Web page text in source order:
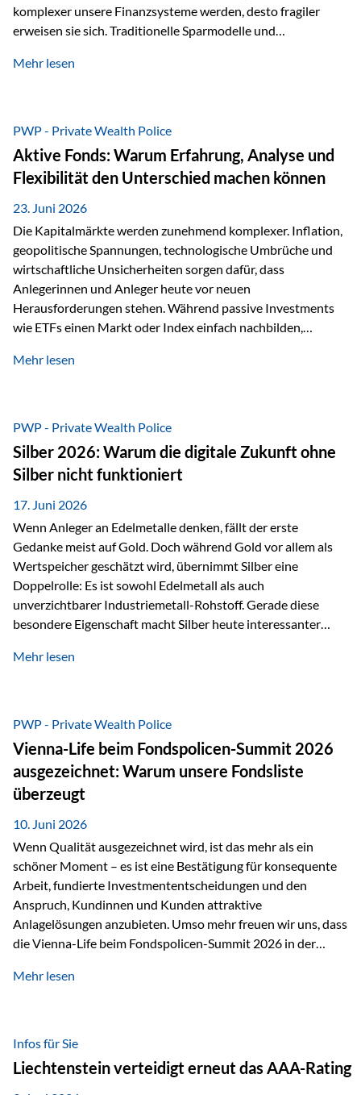
komplexer unsere Finanzsysteme werden, desto fragiler
erweisen sie sich. Traditionelle Sparmodelle und
unumstößlich galten, versagen angesichts der expansiven
Nostalgie dar, sondern ist die modernste und strategisch
klügste Antwort auf globale Instabilität. Physische Werte
und der richtige Rechtsstandort sind heute keine bloße
Option mehr, sondern eine strategische Notwendigkeit. 1.
Der massive Aufwand hinter einem winzigen…
Mehr lesen
PWP - Private Wealth Police
Aktive Fonds: Warum Erfahrung, Analyse und
Flexibilität den Unterschied machen können
23. Juni 2026
Die Kapitalmärkte werden zunehmend komplexer. Inflation,
geopolitische Spannungen, technologische Umbrüche und
wirtschaftliche Unsicherheiten sorgen dafür, dass
Anlegerinnen und Anleger heute vor neuen
Herausforderungen stehen. Während passive Investments
wie ETFs einen Markt oder Index einfach nachbilden,
setzen auf die Expertise erfahrener Fondsmanager, die
Veränderungen geprägt ist, kann diese aktive
Herangehensweise einen entscheidenden Mehrwert bieten.
Was zeichnet aktive Fonds aus? Aktive Fonds verfolgen das
Ziel, nicht nur einen Markt abzubilden, sondern gezielt
Anlageentscheidungen zu treffen. Fondsmanager
analysieren Unternehmen,…
Mehr lesen
PWP - Private Wealth Police
Silber 2026: Warum die digitale Zukunft ohne
Silber nicht funktioniert
17. Juni 2026
Wenn Anleger an Edelmetalle denken, fällt der erste
Gedanke meist auf Gold. Doch während Gold vor allem als
Wertspeicher geschätzt wird, übernimmt Silber eine
Doppelrolle: Es ist sowohl Edelmetall als auch
unverzichtbarer Industriemetall-Rohstoff. Gerade diese
besondere Eigenschaft macht Silber heute interessanter
elektrischer – und genau dort spielt Silber eine
Leitfähigkeit aller Metalle. Diese Eigenschaft macht es für
zahlreiche Zukunftstechnologien praktisch unverzichtbar.
Silber findet sich unter anderem in: Solarmodulen
Elektrofahrzeugen Halbleitern Smartphones und Tablets…
Mehr lesen
PWP - Private Wealth Police
Vienna-Life beim Fondspolicen-Summit 2026
ausgezeichnet: Warum unsere Fondsliste
überzeugt
10. Juni 2026
Wenn Qualität ausgezeichnet wird, ist das mehr als ein
schöner Moment – es ist eine Bestätigung für konsequente
Arbeit, fundierte Investmententscheidungen und den
Anspruch, Kundinnen und Kunden attraktive
Anlagelösungen anzubieten. Umso mehr freuen wir uns, dass
die Vienna-Life beim Fondspolicen-Summit 2026 in der
dieser Ehrung ist der renommierte Fondspolicenreport der
analysiert und verglichen wurden. Das Ergebnis: Die ETF-
Auswahl der Vienna-Life zählt zu den drei besten Angeboten
am Markt. Für uns ist diese Auszeichnung eine Bestätigung
Mehr lesen
Infos für Sie
Liechtenstein verteidigt erneut das AAA-Rating